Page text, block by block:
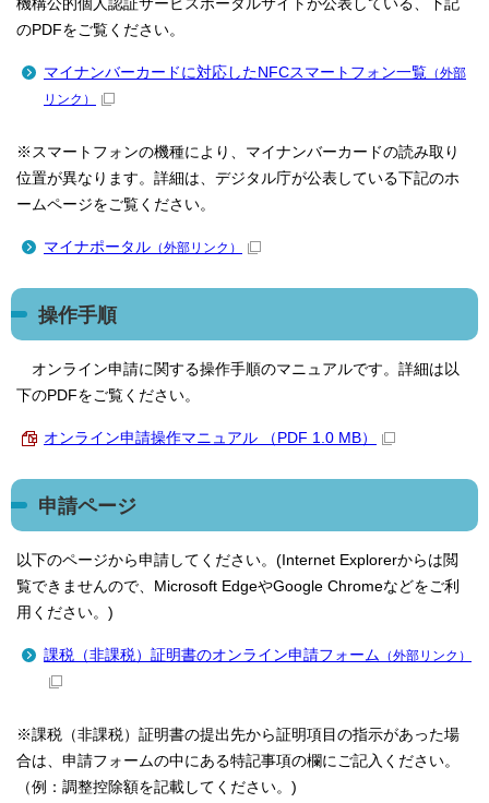
機構公的個人認証サービスポータルサイトが公表している、下記
のPDFをご覧ください。
マイナンバーカードに対応したNFCスマートフォン一覧 （外部
リンク）
※スマートフォンの機種により、マイナンバーカードの読み取り
位置が異なります。詳細は、デジタル庁が公表している下記のホ
ームページをご覧ください。
マイナポータル （外部リンク）
操作手順
オンライン申請に関する操作手順のマニュアルです。詳細は以
下のPDFをご覧ください。
オンライン申請操作マニュアル （PDF 1.0 MB）
申請ページ
以下のページから申請してください。(Internet Explorerからは閲
覧できませんので、Microsoft EdgeやGoogle Chromeなどをご利
用ください。)
課税（非課税）証明書のオンライン申請フォーム （外部リンク）
※課税（非課税）証明書の提出先から証明項目の指示があった場
合は、申請フォームの中にある特記事項の欄にご記入ください。
（例：調整控除額を記載してください。)